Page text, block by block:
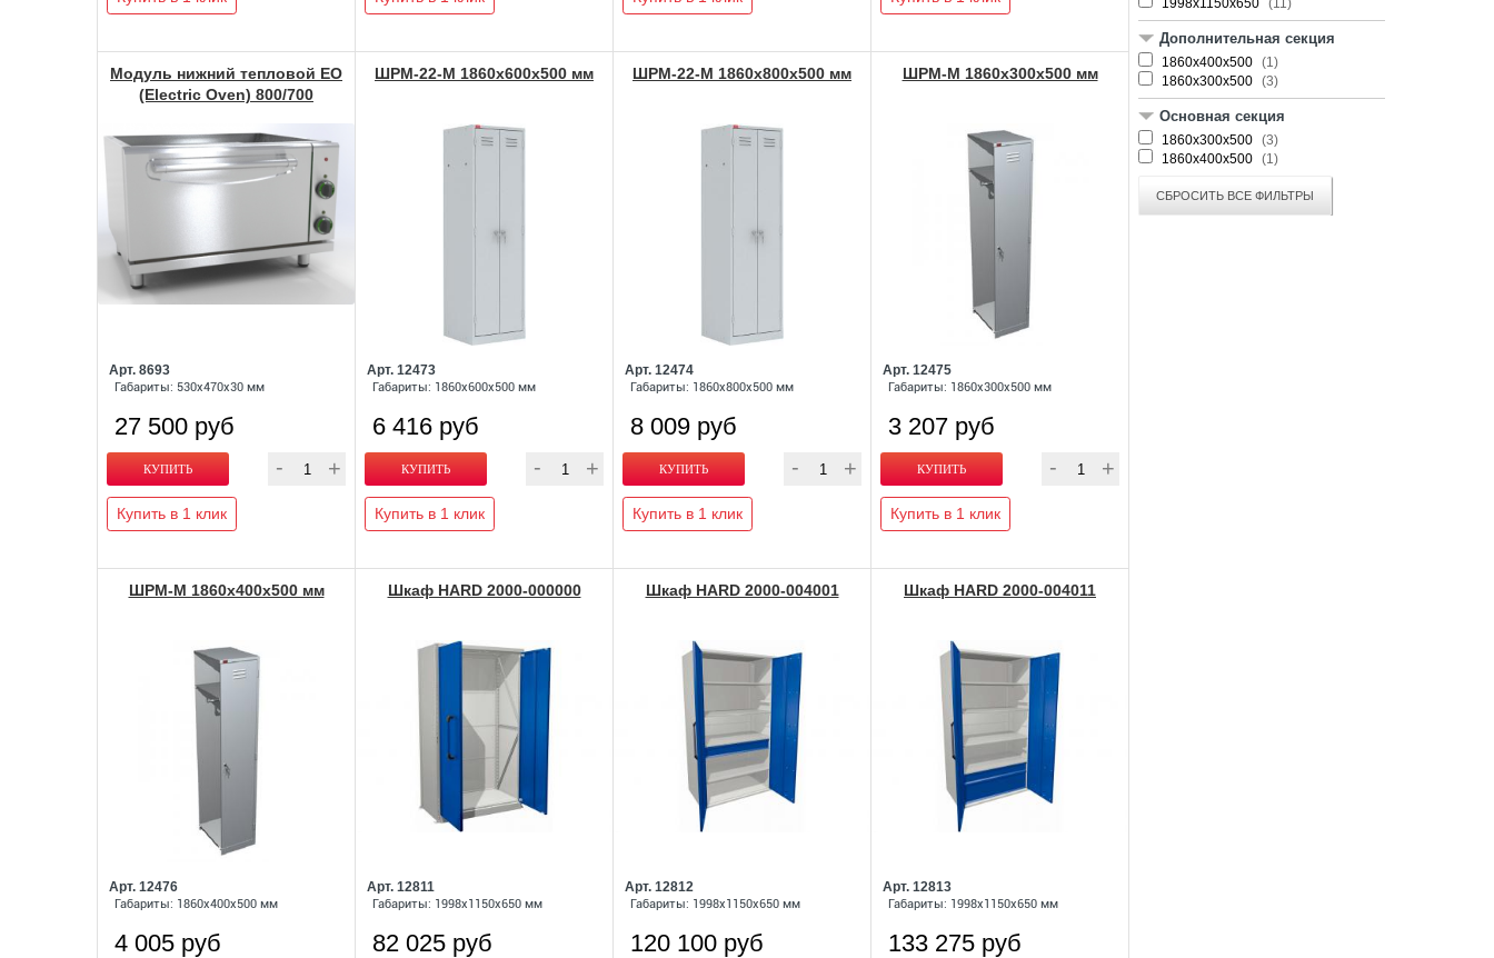
Модуль нижний тепловой EO
(Electric Oven) 800/700
Арт. 8693
Габариты: 530х470х30 мм
27 500 руб
Купить в 1 клик
ШРМ-22-М 1860x600x500 мм
Арт. 12473
Габариты: 1860x600x500 мм
6 416 руб
Купить в 1 клик
ШРМ-22-М 1860x800x500 мм
Арт. 12474
Габариты: 1860x800x500 мм
8 009 руб
Купить в 1 клик
ШРМ-М 1860x300x500 мм
Арт. 12475
Габариты: 1860x300x500 мм
3 207 руб
Купить в 1 клик
ШРМ-М 1860x400x500 мм
Арт. 12476
Габариты: 1860x400x500 мм
4 005 руб
Шкаф HARD 2000-000000
Арт. 12811
Габариты: 1998x1150x650 мм
82 025 руб
Шкаф HARD 2000-004001
Арт. 12812
Габариты: 1998x1150x650 мм
120 100 руб
Шкаф HARD 2000-004011
Арт. 12813
Габариты: 1998x1150x650 мм
133 275 руб
1998x1150x650 (11)
Дополнительная секция
1860x400x500 (1)
1860х300x500 (3)
Основная секция
1860x300x500 (3)
1860x400x500 (1)
СБРОСИТЬ ВСЕ ФИЛЬТРЫ